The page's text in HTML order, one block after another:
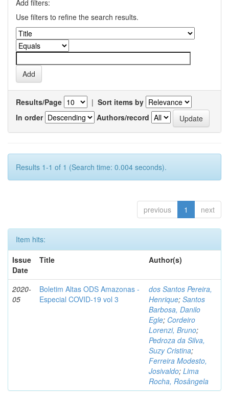
Add filters:
Use filters to refine the search results.
Results/Page | Sort items by
In order
Authors/record
Results 1-1 of 1 (Search time: 0.004 seconds).
previous 1 next
Item hits:
Issue
Date
Title Author(s)
2020-
05
Boletim Altas ODS Amazonas -
Especial COVID-19 vol 3
dos Santos Pereira,
Henrique; Santos
Barbosa, Danilo
Egle; Cordeiro
Lorenzi, Bruno;
Pedroza da Silva,
Suzy Cristina;
Ferreira Modesto,
Josivaldo; Lima
Rocha, Rosângela